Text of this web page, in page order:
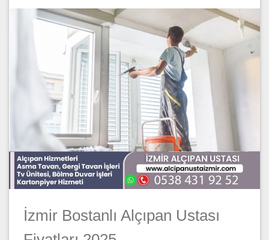
İzmir Bostanlı Alçıpan Ustası